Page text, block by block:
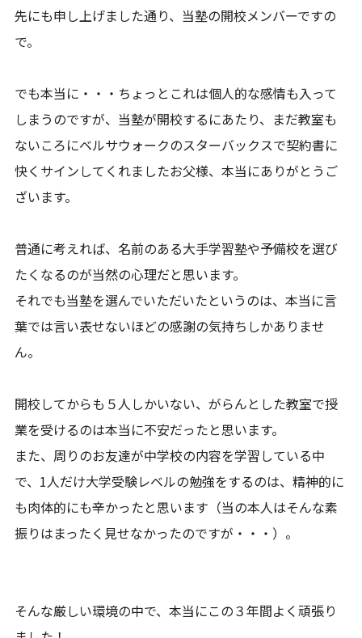
先にも申し上げました通り、当塾の開校メンバーですの
で。
でも本当に・・・ちょっとこれは個人的な感情も入って
しまうのですが、当塾が開校するにあたり、まだ教室も
ないころにベルサウォークのスターバックスで契約書に
快くサインしてくれましたお父様、本当にありがとうご
ざいます。
普通に考えれば、名前のある大手学習塾や予備校を選び
たくなるのが当然の心理だと思います。
それでも当塾を選んでいただいたというのは、本当に言
葉では言い表せないほどの感謝の気持ちしかありませ
ん。
開校してからも５人しかいない、がらんとした教室で授
業を受けるのは本当に不安だったと思います。
また、周りのお友達が中学校の内容を学習している中
で、1人だけ大学受験レベルの勉強をするのは、精神的に
も肉体的にも辛かったと思います（当の本人はそんな素
振りはまったく見せなかったのですが・・・）。
そんな厳しい環境の中で、本当にこの３年間よく頑張り